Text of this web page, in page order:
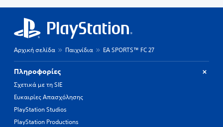
Αρχική σελίδα Παιχνίδια EA SPORTS™ FC 27
Πληροφορίες
Σχετικά με τη SIE
Ευκαιρίες Απασχόλησης
PlayStation Studios
PlayStation Productions